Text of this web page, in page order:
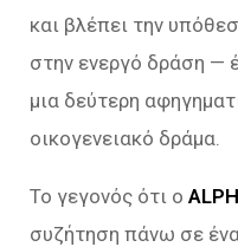
και βλέπει την
στην ενεργό δράση —
μια δεύτερη
οικογενειακό δράμα.
Το γεγονός ότι ο
συζήτηση πάνω σε